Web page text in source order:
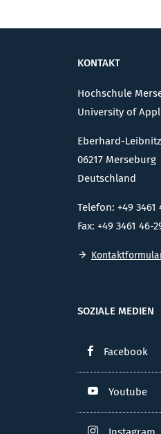
KONTAKT
Hochschule
University of
Eberhard-
06217 Merseburg
Deutschland
Telefon: +49 3461
Fax: +49 3461 46-
SOZIALE MEDIEN
Facebook
Youtube